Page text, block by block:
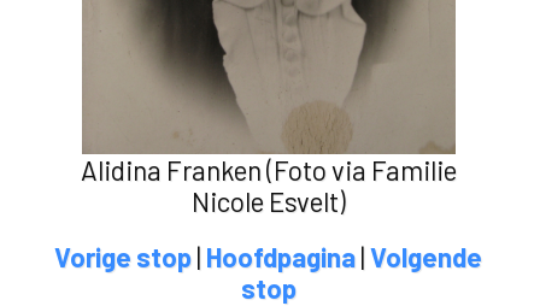
Alidina Franken (Foto via Familie
Nicole Esvelt)
Vorige stop| Hoofdpagina|Volgende
stop